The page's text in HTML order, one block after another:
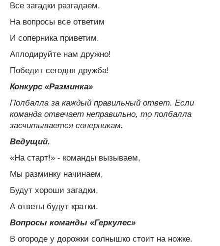
Все загадки разгадаем,
На вопросы все ответим
И соперника приветим.
Аплодируйте нам дружно!
Победит сегодня дружба!
Конкурс «Разминка»
Полбалла за каждый правильный ответ. Если
команда отвечает неправильно, то полбалла
засчитывается соперникам.
Ведущий.
«На старт!» - команды вызываем,
Мы разминку начинаем,
Будут хороши загадки,
А ответы будут кратки.
Вопросы команды «Геркулес»
В огороде у дорожки солнышко стоит на ножке.